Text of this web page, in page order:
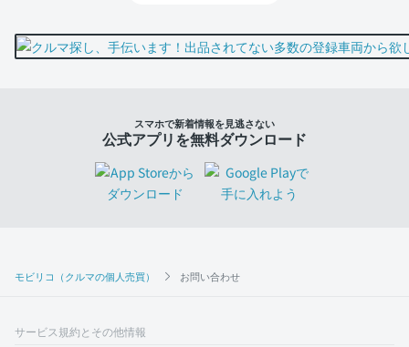
モビリコ（クルマの個人売買） お問い合わせ
スマホで新着情報を見逃さない
公式アプリを無料ダウンロード
サービス規約とその他情報